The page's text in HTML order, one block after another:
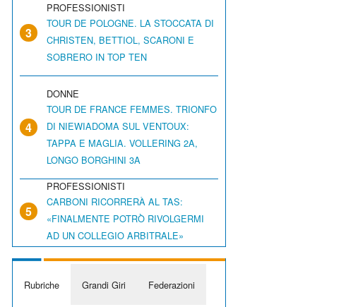
3
PROFESSIONISTI
TOUR DE POLOGNE. LA STOCCATA DI
CHRISTEN, BETTIOL, SCARONI E
SOBRERO IN TOP TEN
4
DONNE
TOUR DE FRANCE FEMMES. TRIONFO
DI NIEWIADOMA SUL VENTOUX:
TAPPA E MAGLIA. VOLLERING 2A,
LONGO BORGHINI 3A
5
PROFESSIONISTI
CARBONI RICORRERÀ AL TAS:
«FINALMENTE POTRÒ RIVOLGERMI
AD UN COLLEGIO ARBITRALE»
Rubriche Grandi Giri Federazioni